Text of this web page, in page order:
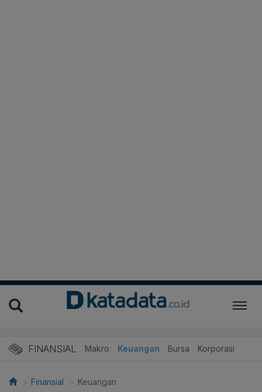
FINANSIAL Makro Keuangan Bursa Korporasi
Finansial Keuangan